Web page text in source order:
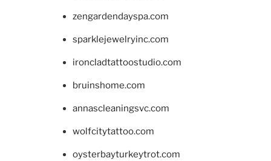
zengardendayspa.com
sparklejewelryinc.com
ironcladtattoostudio.com
bruinshome.com
annascleaningsvc.com
wolfcitytattoo.com
oysterbayturkeytrot.com